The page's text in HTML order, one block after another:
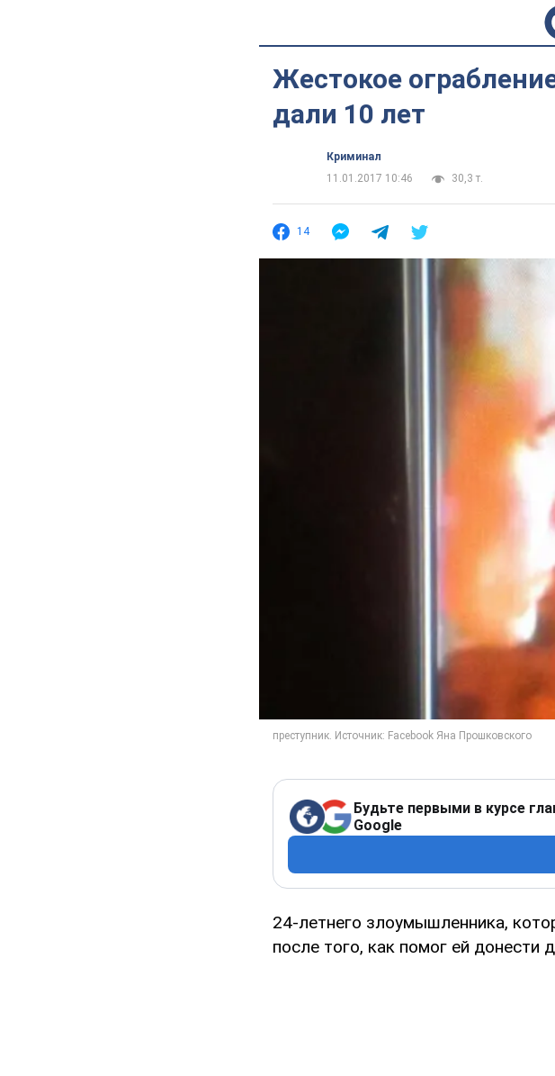
Жестокое
дали 10 лет
Криминал
11.01.2017 10:46
30,3 т.
14
Будьте первыми в курсе
Google
24-летнего злоумышленника,
после того, как помог ей